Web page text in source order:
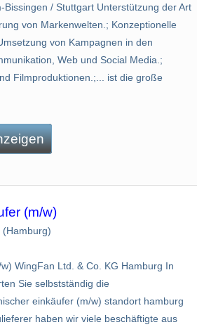
Bissingen / Stuttgart Unterstützung der Art
von Markenwelten.; Konzeptionelle
von Kampagnen in den
Web und Social Media.;
Filmproduktionen.;... ist die große
(m/w)
(Hamburg)
WingFan Ltd. & Co. KG Hamburg In
Sie selbstständig die
einkäufer (m/w) standort hamburg
haben wir viele beschäftigte aus